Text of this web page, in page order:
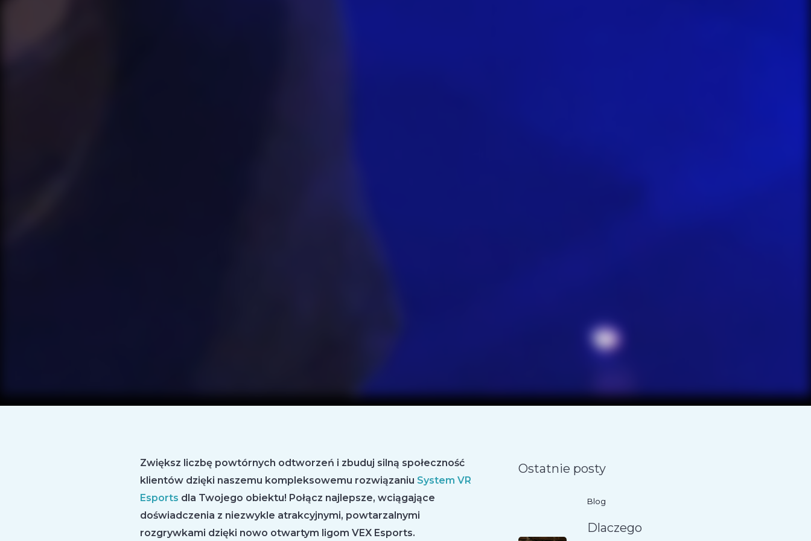
Zwiększ liczbę powtórnych odtworzeń i zbuduj silną społeczność
klientów dzięki naszemu kompleksowemu rozwiązaniu System VR
Esports dla Twojego obiektu! Połącz najlepsze, wciągające
doświadczenia z niezwykle atrakcyjnymi, powtarzalnymi
rozgrywkami dzięki nowo otwartym ligom VEX Esports.
Ostatnie posty
Blog
Dlaczego